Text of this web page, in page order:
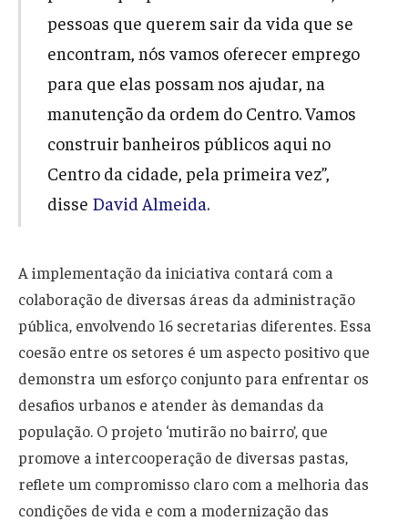
pessoas que querem sair da vida que se
encontram, nós vamos oferecer emprego
para que elas possam nos ajudar, na
manutenção da ordem do Centro. Vamos
construir banheiros públicos aqui no
Centro da cidade, pela primeira vez”,
disse David Almeida.
A implementação da iniciativa contará com a
colaboração de diversas áreas da administração
pública, envolvendo 16 secretarias diferentes. Essa
coesão entre os setores é um aspecto positivo que
demonstra um esforço conjunto para enfrentar os
desafios urbanos e atender às demandas da
população. O projeto ‘mutirão no bairro’, que
promove a intercooperação de diversas pastas,
reflete um compromisso claro com a melhoria das
condições de vida e com a modernização das